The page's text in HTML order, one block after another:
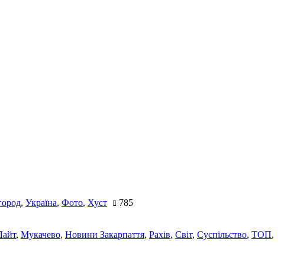
, Україна, Фото, Хуст 785
, Мукачево, Новини Закарпаття, Рахів, Світ, Суспільство, ТОП,